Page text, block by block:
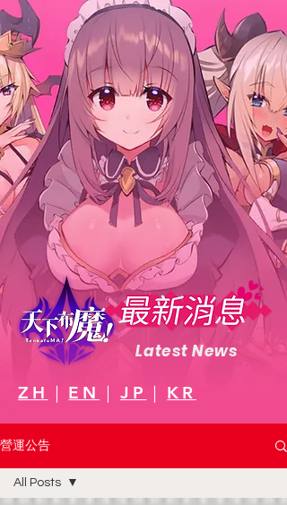
Latest News
ZH ｜ EN ｜ JP ｜ KR
營運公告
All Posts